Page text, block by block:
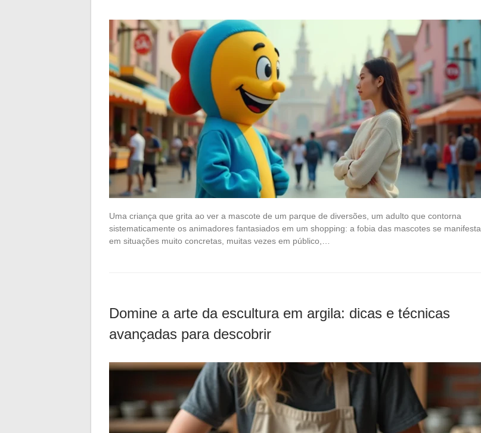
Uma criança que grita ao ver a mascote de um parque de diversões, um adulto que contorna
sistematicamente os animadores fantasiados em um shopping: a fobia das mascotes se manifesta
em situações muito concretas, muitas vezes em público,…
Domine a arte da escultura em argila: dicas e técnicas
avançadas para descobrir